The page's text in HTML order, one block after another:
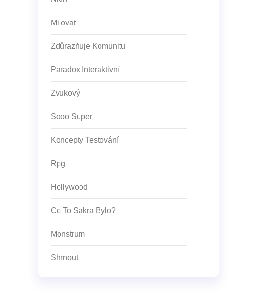
Milovat
Zdůrazňuje Komunitu
Paradox Interaktivní
Zvukový
Sooo Super
Koncepty Testování
Rpg
Hollywood
Co To Sakra Bylo?
Monstrum
Shrnout